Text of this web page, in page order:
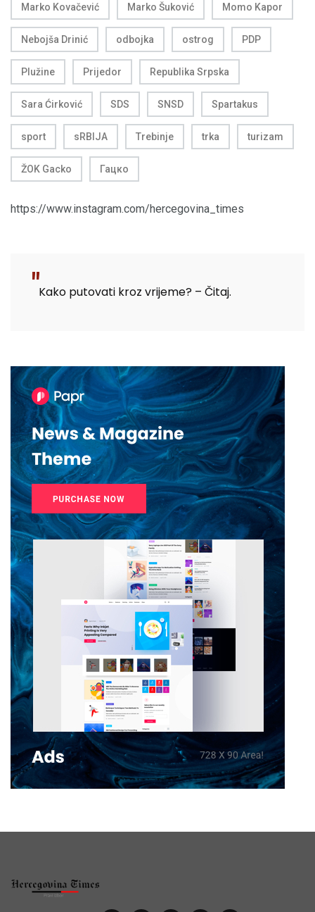
Marko Kovačević Marko Šuković Momo Kapor
Nebojša Drinić odbojka ostrog PDP
Plužine Prijedor Republika Srpska
Sara Ćirković SDS SNSD Spartakus
sport sRBIJA Trebinje trka turizam
ŽOK Gacko Гацко
https://www.instagram.com/hercegovina_times
Kako putovati kroz vrijeme? – Čitaj.